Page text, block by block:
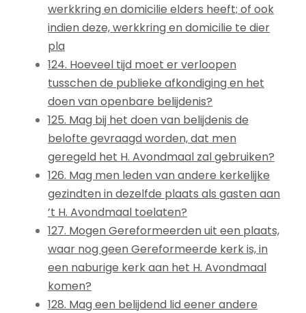
werkkring en domicilie elders heeft; of ook
indien deze, werkkring en domicilie te dier
pla
124. Hoeveel tijd moet er verloopen
tusschen de publieke afkondiging en het
doen van openbare belijdenis?
125. Mag bij het doen van belijdenis de
belofte gevraagd worden, dat men
geregeld het H. Avondmaal zal gebruiken?
126. Mag men leden van andere kerkelijke
gezindten in dezelfde plaats als gasten aan
’t H. Avondmaal toelaten?
127. Mogen Gereformeerden uit een plaats,
waar nog geen Gereformeerde kerk is, in
een naburige kerk aan het H. Avondmaal
komen?
128. Mag een belijdend lid eener andere